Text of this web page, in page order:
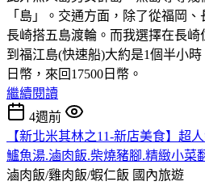
「島」。交通方面，除了從福岡
長崎搭五島渡輪。而我選擇在長
到福江島(快速船)大約是1個半小
日幣，來回17500日幣。
繼續閱讀
4週前
【新北米其林之11-新店美食】超
鱸魚湯.滷肉飯.柴燒豬腳.精緻小菜
滷肉飯/雞肉飯/蝦仁飯 國內旅遊